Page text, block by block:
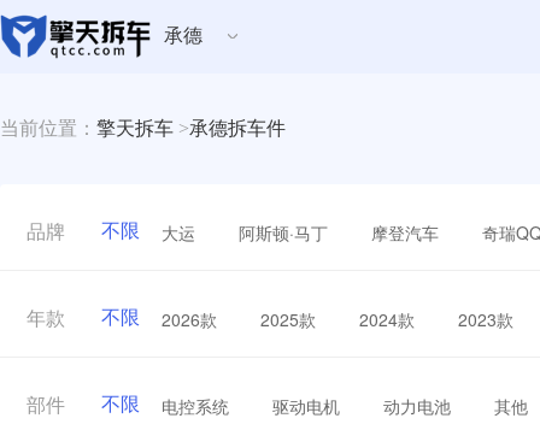
承德
当前位置： 擎天拆车 >承德拆车件
品牌 不限 大运 阿斯顿·马丁 摩登汽车 奇瑞
年款 不限 2026款 2025款 2024款 2023款
部件 不限 电控系统 驱动电机 动力电池 其他